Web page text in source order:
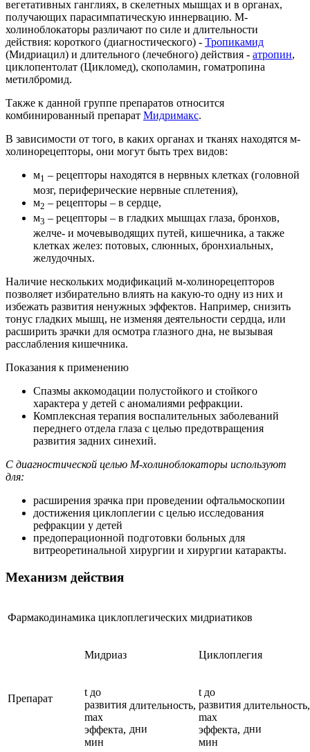
вегетативных ганглиях, в скелетных мышцах и в органах,
получающих парасимпатическую иннервацию. М-
холиноблокаторы различают по силе и длительности
действия: короткого (диагностического) - Тропикамид
(Мидриацил) и длительного (лечебного) действия - атропин,
циклопентолат (Цикломед), скополамин, гоматропина
метилбромид.
Также к данной группе препаратов относится
комбинированный препарат Мидримакс.
В зависимости от того, в каких органах и тканях находятся м-
холинорецепторы, они могут быть трех видов:
м1 – рецепторы находятся в нервных клетках (головной
мозг, периферические нервные сплетения),
м2 – рецепторы – в сердце,
м3 – рецепторы – в гладких мышцах глаза, бронхов,
желче- и мочевыводящих путей, кишечника, а также
клетках желез: потовых, слюнных, бронхиальных,
желудочных.
Наличие нескольких модификаций м-холинорецепторов
позволяет избирательно влиять на какую-то одну из них и
избежать развития ненужных эффектов. Например, снизить
тонус гладких мышц, не изменяя деятельности сердца, или
расширить зрачки для осмотра глазного дна, не вызывая
расслабления кишечника.
Показания к применению
Спазмы аккомодации полустойкого и стойкого
характера у детей с аномалиями рефракции.
Комплексная терапия воспалительных заболеваний
переднего отдела глаза с целью предотвращения
развития задних синехий.
С диагностической целью М-холиноблокаторы используют
для:
расширения зрачка при проведении офтальмоскопии
достижения циклоплегии с целью исследования
рефракции у детей
предоперационной подготовки больных для
витреоретинальной хирургии и хирургии катаракты.
Механизм действия
Фармакодинамика циклоплегических мидриатиков
Препарат
Мидриаз Циклоплегия
t до
развития
max
эффекта,
мин
длительность,
дни
t до
развития
max
эффекта,
мин
длительность,
дни